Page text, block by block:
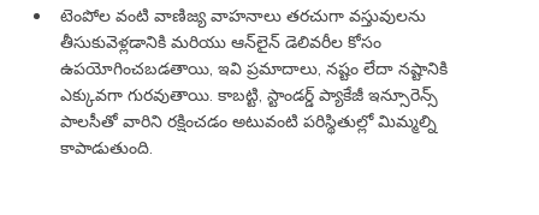
టెంపోల వంటి వాణిజ్య వాహనాలు తరచుగా వస్తువులను
తీసుకువెళ్లడానికి మరియు ఆన్‌లైన్ డెలివరీల కోసం
ఉపయోగించబడతాయి, ఇవి ప్రమాదాలు, నష్టం లేదా నష్టానికి
ఎక్కువగా గురవుతాయి. కాబట్టి, స్టాండర్డ్ ప్యాకేజీ ఇన్సూరెన్స్
పాలసీతో వారిని రక్షించడం అటువంటి పరిస్థితుల్లో మిమ్మల్ని
కాపాడుతుంది.